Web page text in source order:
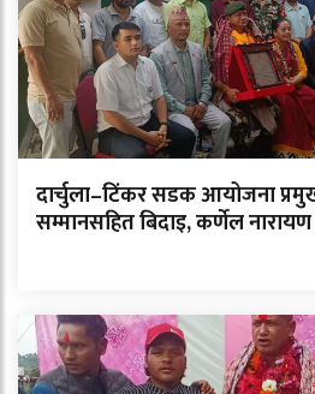
दार्चुला–टिंकर सडक आयोजना
सम्मानसहित बिदाइ, कर्णेल